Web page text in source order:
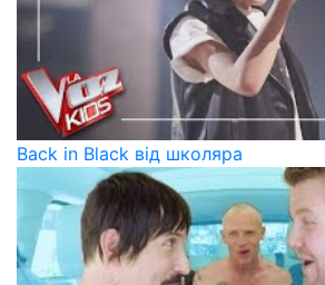
Back in Black від школяра